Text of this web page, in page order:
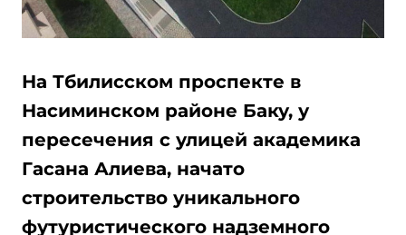
На Тбилисском проспекте в
Насиминском районе Баку, у
пересечения с улицей академика
Гасана Алиева, начато
строительство уникального
футуристического надземного